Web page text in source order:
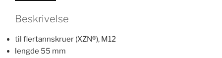
Beskrivelse
til flertannskruer (XZN®), M12
lengde 55 mm